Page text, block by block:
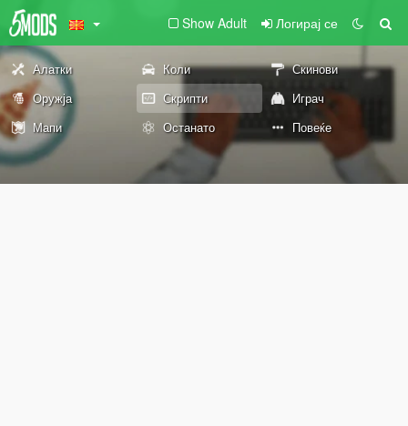
Show Adult Логирај се
Алатки Коли
Скинови
Оружја
Скрипти
Играч
Мапи
Останато Повеќе